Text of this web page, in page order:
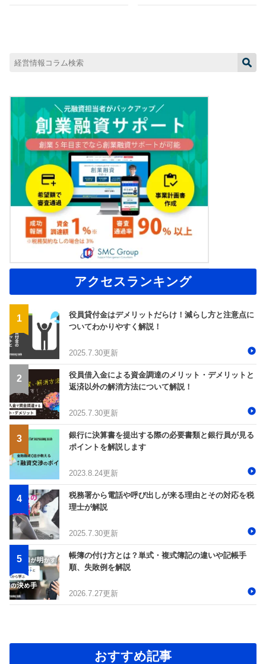
アクセスランキング
役員貸付金はデメリットだらけ！減らし方と注意点に
ついてわかりやすく解説！
2025.7.30更新
役員借入金による資金調達のメリット・デメリットと
返済以外の解消方法について解説！
2025.7.30更新
銀行に決算書を提出する際の必要書類と銀行員が見る
ポイントを解説します
2023.8.24更新
税務署から電話や呼び出しが来る理由とその対応を税
理士が解説
2025.7.30更新
帳簿の付け方とは？単式・複式簿記の違いや記帳手
順、失敗例を解説
2026.7.27更新
おすすめ記事